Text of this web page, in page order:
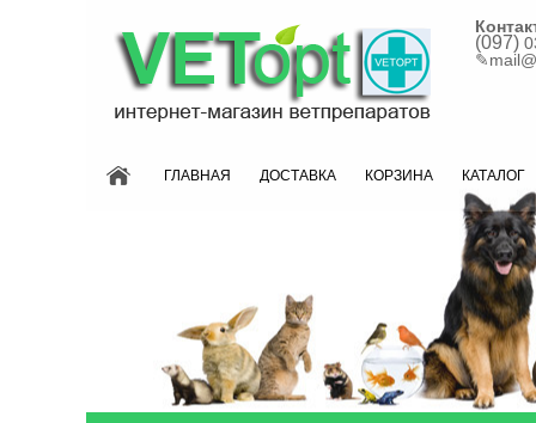
(097)
✎
ГЛАВНАЯ ДОСТАВКА КОРЗИНА КАТАЛОГ